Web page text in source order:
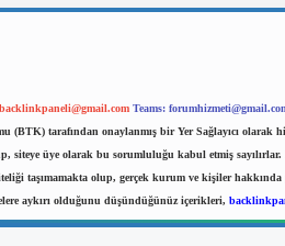
backlinkpaneli@gmail.com Teams:
(BTK) tarafından onaylanmış bir Yer Sağlayıcı
siteye üye olarak bu sorumluluğu kabul etmiş
taşımamakta olup, gerçek kurum ve kişiler
aykırı olduğunu düşündüğünüz içerikleri,